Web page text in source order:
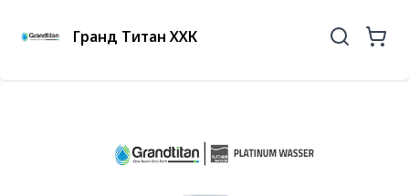
Гранд Титан ХХК